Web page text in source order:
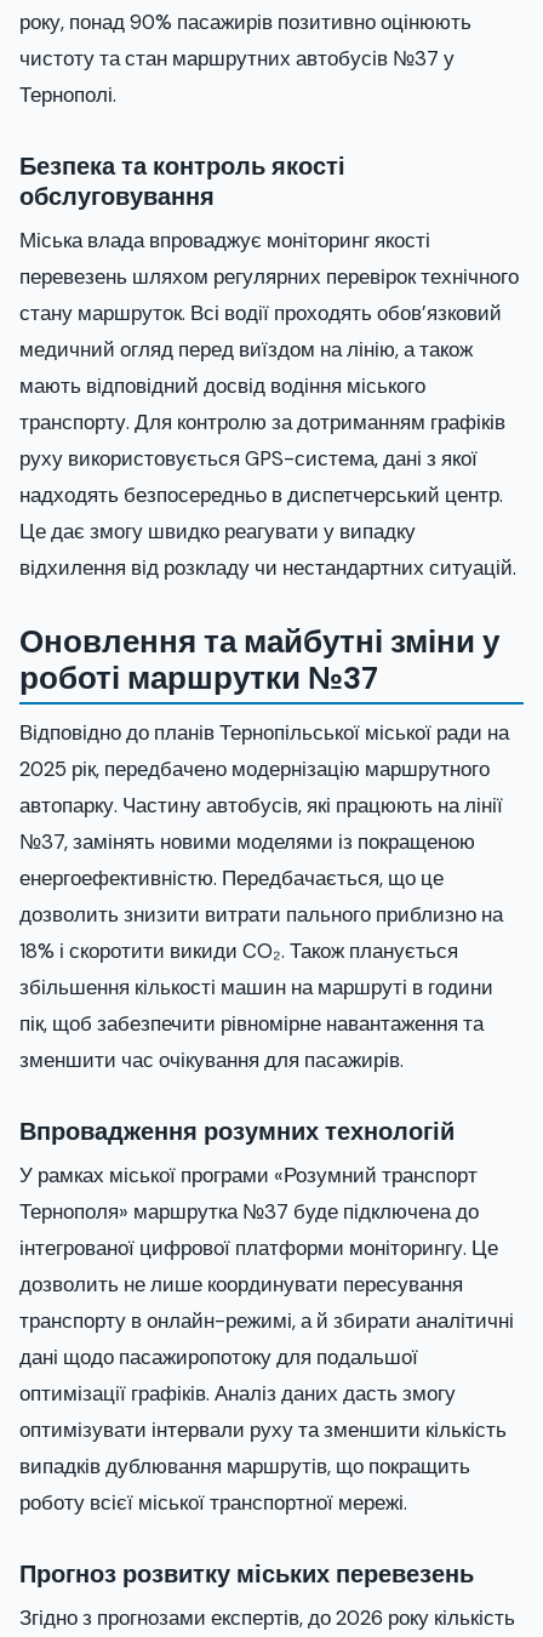
року, понад 90% пасажирів позитивно оцінюють
чистоту та стан маршрутних автобусів №37 у
Тернополі.
Безпека та контроль якості
обслуговування
Міська влада впроваджує моніторинг якості
перевезень шляхом регулярних перевірок технічного
стану маршруток. Всі водії проходять обов’язковий
медичний огляд перед виїздом на лінію, а також
мають відповідний досвід водіння міського
транспорту. Для контролю за дотриманням графіків
руху використовується GPS-система, дані з якої
надходять безпосередньо в диспетчерський центр.
Це дає змогу швидко реагувати у випадку
відхилення від розкладу чи нестандартних ситуацій.
Оновлення та майбутні зміни у
роботі маршрутки №37
Відповідно до планів Тернопільської міської ради на
2025 рік, передбачено модернізацію маршрутного
автопарку. Частину автобусів, які працюють на лінії
№37, замінять новими моделями із покращеною
енергоефективністю. Передбачається, що це
дозволить знизити витрати пального приблизно на
18% і скоротити викиди CO₂. Також планується
збільшення кількості машин на маршруті в години
пік, щоб забезпечити рівномірне навантаження та
зменшити час очікування для пасажирів.
Впровадження розумних технологій
У рамках міської програми «Розумний транспорт
Тернополя» маршрутка №37 буде підключена до
інтегрованої цифрової платформи моніторингу. Це
дозволить не лише координувати пересування
транспорту в онлайн-режимі, а й збирати аналітичні
дані щодо пасажиропотоку для подальшої
оптимізації графіків. Аналіз даних дасть змогу
оптимізувати інтервали руху та зменшити кількість
випадків дублювання маршрутів, що покращить
роботу всієї міської транспортної мережі.
Прогноз розвитку міських перевезень
Згідно з прогнозами експертів, до 2026 року кількість